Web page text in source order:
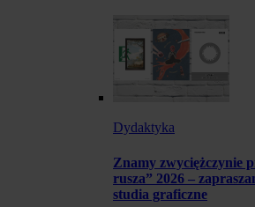
Dydaktyka
Znamy zwyciężczynie
rusza” 2026 –
studia graficzne